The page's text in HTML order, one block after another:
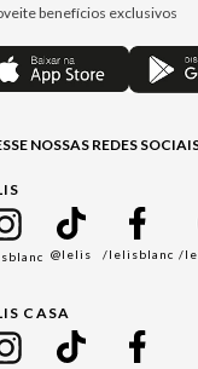
benefícios exclusivos
NOSSAS REDES
@lelis /lelisblanc /
CASA